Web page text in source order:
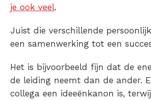
je ook veel.
Juist die verschillende
een samenwerking tot een
Het is bijvoorbeeld fijn dat de
de leiding neemt dan de ander.
collega een ideeënkanon is,